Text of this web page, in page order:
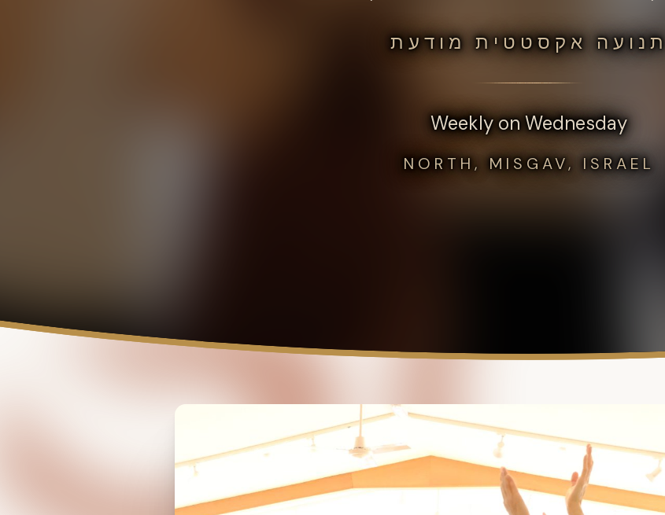
תנועה אקסטטית מודעת
Weekly on Wednesday
NORTH, MISGAV, ISRAEL